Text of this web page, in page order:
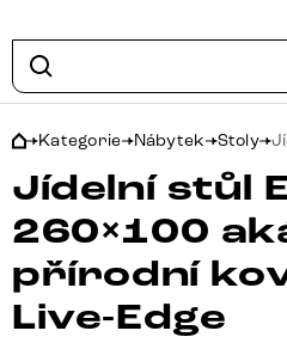
Kategorie Nábytek Stoly
Jídelní stůl
260×100
přírodní
Live-Edge